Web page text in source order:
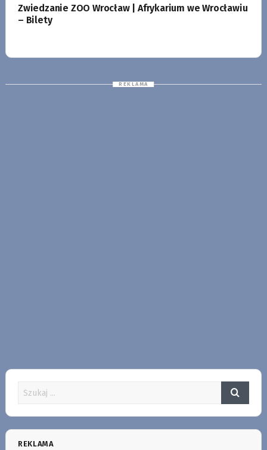
Zwiedzanie ZOO Wrocław | Afrykarium we Wrocławiu
– Bilety
REKLAMA